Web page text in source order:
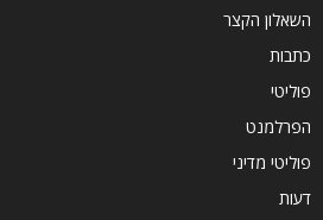
השאלון הקצר
כתבות
פוליטי
הפרלמנט
פוליטי מדיני
דעות